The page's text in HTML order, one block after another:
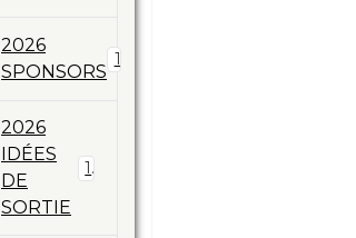
2026
SPONSORS
17
2026
IDÉES
DE
SORTIE
1